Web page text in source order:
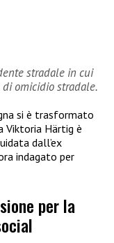
stradale in cui
di omicidio stradale.
si è trasformato
Viktoria Härtig è
dall’ex
ora indagato per
per la